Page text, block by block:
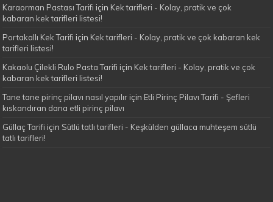
Karaorman Pastası Tarifi için Kek tarifleri - Kolay, pratik ve çok
kabaran kek tarifleri listesi!
Portakallı Kek Tarifi için Kek tarifleri - Kolay, pratik ve çok kabaran kek
tarifleri listesi!
Kakaolu Çilekli Rulo Pasta Tarifi için Kek tarifleri - Kolay, pratik ve çok
kabaran kek tarifleri listesi!
Tane tane pirinç pilavı nasıl yapılır için Etli Pirinç Pilavı Tarifi - Şefleri
kıskandıran dana etli pirinç pilavı
Güllaç Tarifi için Sütlü tatlı tarifleri - Keşkülden güllaca muhteşem sütlü
tatlı tarifleri!